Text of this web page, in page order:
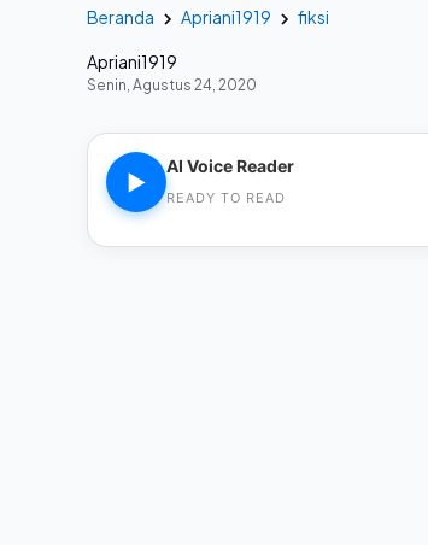
Beranda Apriani1919 fiksi
Apriani1919
Senin, Agustus 24, 2020
▶
AI Voice Reader
READY TO READ